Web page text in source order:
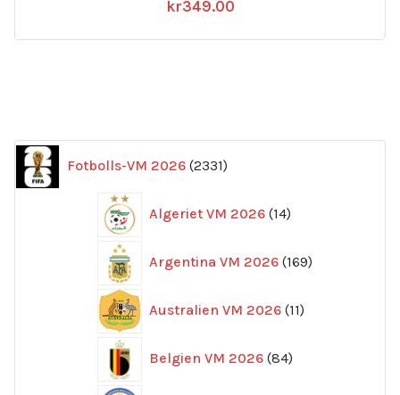
kr349.00
Fotbolls-VM 2026 2331
produkter
Algeriet VM 2026 14
produkter
Argentina VM 2026 169
produkter
Australien VM 2026 11
produkter
Belgien VM 2026 84
produkter